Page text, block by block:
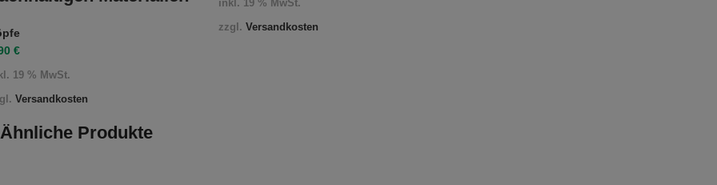
inkl. 19 % MwSt.
zzgl. Versandkosten
€
19 % MwSt.
Versandkosten
Ähnliche Produkte